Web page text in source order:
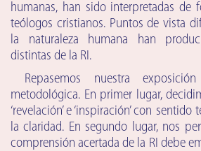
humanas, han sido interpretadas de
teólogos cristianos. Puntos de vista
la naturaleza humana han
distintas de la RI.
Repasemos nuestra
metodológica. En primer lugar,
‘revelación’ e ‘inspiración’ con
la claridad. En segundo lugar, nos
comprensión acertada de la RI debe